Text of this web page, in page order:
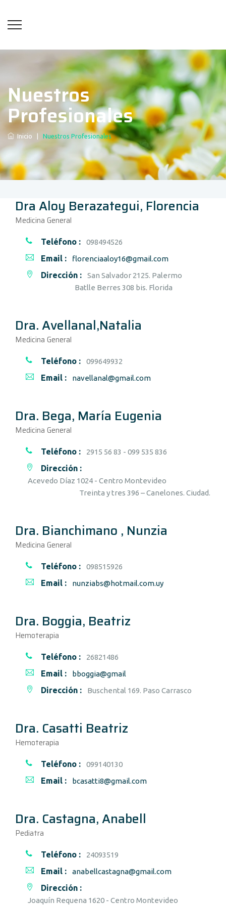
Nuestros
Profesionales
Inicio Nuestros Profesionales
Dra Aloy Berazategui, Florencia
Medicina General
Teléfono : 098494526
Email : florenciaaloy16@gmail.com
Dirección :
San Salvador 2125. Palermo
Batlle Berres 308 bis. Florida
Dra. Avellanal,Natalia
Medicina General
Teléfono : 099649932
Email : navellanal@gmail.com
Dra. Bega, María Eugenia
Medicina General
Teléfono : 2915 56 83 - 099 535 836
Dirección :
Acevedo Díaz 1024 - Centro Montevideo
Treinta y tres 396 – Canelones. Ciudad.
Dra. Bianchimano , Nunzia
Medicina General
Teléfono : 098515926
Email : nunziabs@hotmail.com.uy
Dra. Boggia, Beatriz
Hemoterapia
Teléfono : 26821486
Email : bboggia@gmail
Dirección : Buschental 169. Paso Carrasco
Dra. Casatti Beatriz
Hemoterapia
Teléfono : 099140130
Email : bcasatti8@gmail.com
Dra. Castagna, Anabell
Pediatra
Teléfono : 24093519
Email : anabellcastagna@gmail.com
Dirección :
Joaquín Requena 1620 - Centro Montevideo